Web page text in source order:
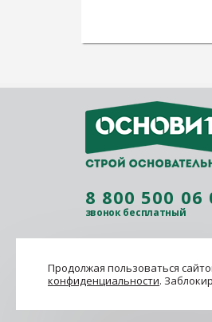
8 800 500 06
звонок бесплатный
Продолжая пользоваться
конфиденциальности.